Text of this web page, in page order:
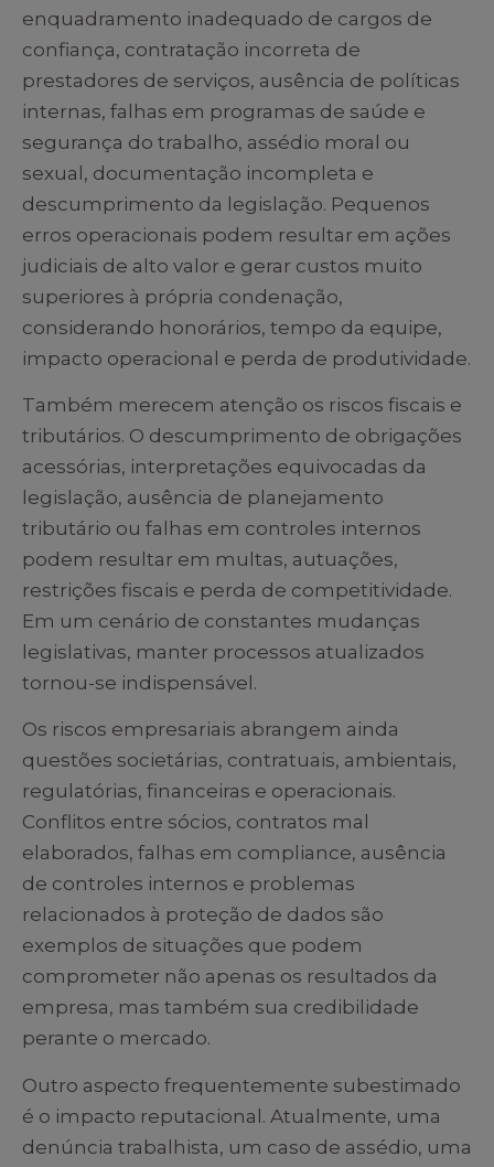
enquadramento inadequado de cargos de
confiança, contratação incorreta de
prestadores de serviços, ausência de políticas
internas, falhas em programas de saúde e
segurança do trabalho, assédio moral ou
sexual, documentação incompleta e
descumprimento da legislação. Pequenos
erros operacionais podem resultar em ações
judiciais de alto valor e gerar custos muito
superiores à própria condenação,
considerando honorários, tempo da equipe,
impacto operacional e perda de produtividade.
Também merecem atenção os riscos fiscais e
tributários. O descumprimento de obrigações
acessórias, interpretações equivocadas da
legislação, ausência de planejamento
tributário ou falhas em controles internos
podem resultar em multas, autuações,
restrições fiscais e perda de competitividade.
Em um cenário de constantes mudanças
legislativas, manter processos atualizados
tornou-se indispensável.
Os riscos empresariais abrangem ainda
questões societárias, contratuais, ambientais,
regulatórias, financeiras e operacionais.
Conflitos entre sócios, contratos mal
elaborados, falhas em compliance, ausência
de controles internos e problemas
relacionados à proteção de dados são
exemplos de situações que podem
comprometer não apenas os resultados da
empresa, mas também sua credibilidade
perante o mercado.
Outro aspecto frequentemente subestimado
é o impacto reputacional. Atualmente, uma
denúncia trabalhista, um caso de assédio, uma